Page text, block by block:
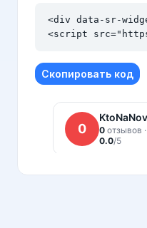
<div data-sr-
<script
Скопировать код